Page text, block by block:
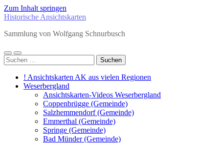
Zum Inhalt springen
Historische Ansichtskarten
Sammlung von Wolfgang Schnurbusch
Mobile-
Menü
Suchfeld
ein-/ausblenden
Suchen
nach:
! Ansichtskarten AK aus vielen Regionen
Weserbergland
Ansichtskarten-Videos Weserbergland
Coppenbrügge (Gemeinde)
Salzhemmendorf (Gemeinde)
Emmerthal (Gemeinde)
Springe (Gemeinde)
Bad Münder (Gemeinde)